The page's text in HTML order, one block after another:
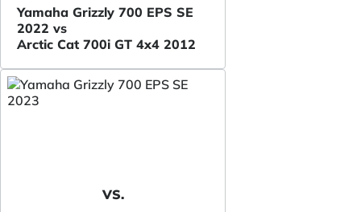
Yamaha Grizzly 700 EPS SE
2022 vs
Arctic Cat 700i GT 4x4 2012
VS.